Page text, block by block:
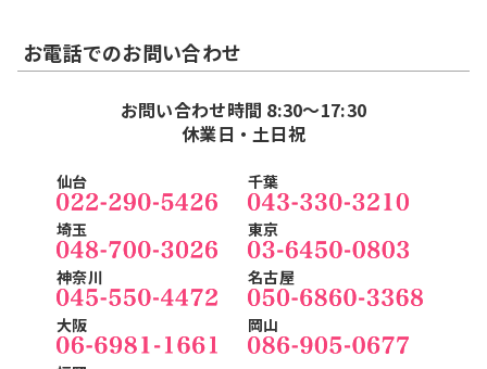
お電話でのお問い合わせ
お問い合わせ時間 8:30～17:30
休業日・土日祝
仙台 千葉
埼玉 東京
神奈川 名古屋
大阪 岡山